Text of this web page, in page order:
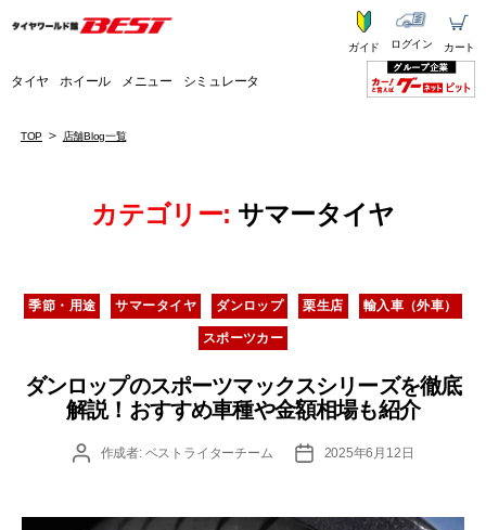
タイヤ ホイール メニュー シミュレータ
ガイド ログイン カート
TOP 店舗Blog一覧
カテゴリー: サマータイヤ
カ
テ
ゴ
ー
季節・用途 サマータイヤ ダンロップ 栗生店 輸入車（外車）
スポーツカー
ダンロップのスポーツマックスシリーズを徹底
解説！おすすめ車種や金額相場も紹介
投
作成者: ベストライターチーム
投
2025年6月12日